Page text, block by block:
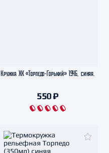
Кружка ХК «Торпедо-Горький» 1946, синяя.
550 ₽